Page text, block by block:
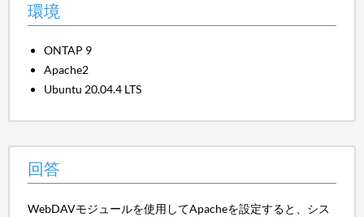
環境
ONTAP 9
Apache2
Ubuntu 20.04.4 LTS
回答
WebDAVモジュールを使用してApacheを設定すると、シス